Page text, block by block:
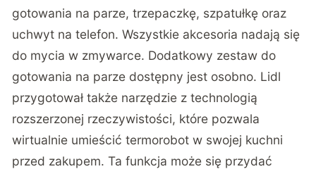
gotowania na parze, trzepaczkę, szpatułkę oraz
uchwyt na telefon. Wszystkie akcesoria nadają się
do mycia w zmywarce. Dodatkowy zestaw do
gotowania na parze dostępny jest osobno. Lidl
przygotował także narzędzie z technologią
rozszerzonej rzeczywistości, które pozwala
wirtualnie umieścić termorobot w swojej kuchni
przed zakupem. Ta funkcja może się przydać